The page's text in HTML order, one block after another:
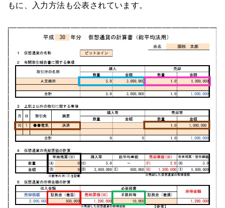
もに、入力方法も公表されています。